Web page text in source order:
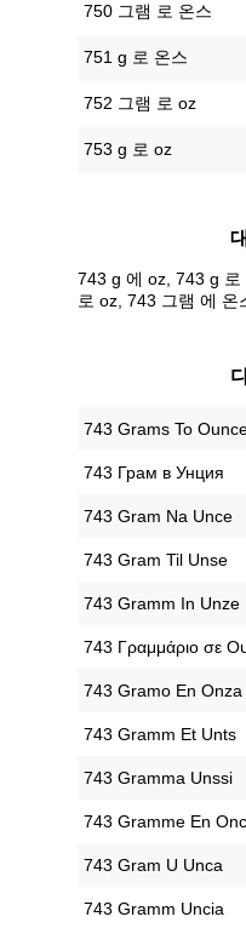
750 그램 로 온스
751 g 로 온스
752 그램 로 oz
753 g 로 oz
743 g 에 oz, 743 g
로 oz, 743 그램 에 온
‎743 Grams To
‎743 Грам в Унция
‎743 Gram Na Unce
‎743 Gram Til Unse
‎743 Gramm In Unze
‎743 Γραμμάριο σε
‎743 Gramo En Onza
‎743 Gramm Et Unts
‎743 Gramma Unssi
‎743 Gramme En
‎743 Gram U Unca
‎743 Gramm Uncia